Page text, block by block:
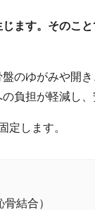
ます。そのこ
のゆがみや開
負担が軽減し、
定します。
結合）